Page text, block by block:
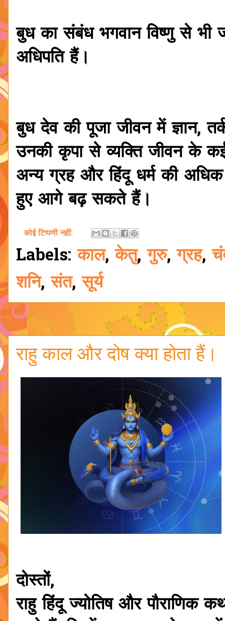
बुध का संबंध भगवान विष्णु से भी
अधिपति हैं।
बुध देव की पूजा जीवन में ज्ञान,
उनकी कृपा से व्यक्ति जीवन के
अन्य ग्रह और हिंदू धर्म की अधिक
हुए आगे बढ़ सकते हैं।
कोई टिप्पणी नहीं:
Labels:काल,केतु,गुरु,ग्रह,
शनि,संत,सूर्य
राहु काल और दोष क्या होता हैं।
दोस्तों,
राहु हिंदू ज्योतिष और पौराणिक